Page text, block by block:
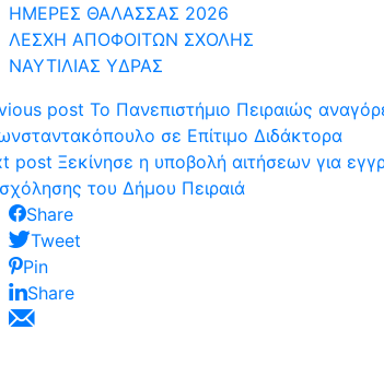
ΗΜΕΡΕΣ ΘΑΛΑΣΣΑΣ 2026
ΛΕΣΧΗ ΑΠΟΦΟΙΤΩΝ ΣΧΟΛΗΣ
ΝΑΥΤΙΛΙΑΣ ΥΔΡΑΣ
post Το Πανεπιστήμιο Πειραιώς
σε Επίτιμο Διδάκτορα
post Ξεκίνησε η υποβολή αιτήσεων για
του Δήμου Πειραιά
Share
Tweet
Pin
Share